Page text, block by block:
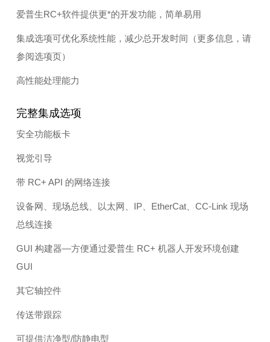
爱普生RC+软件提供更*的开发功能，简单易用
集成选项可优化系统性能，减少总开发时间（更多信息，请
参阅选项页）
高性能处理能力
完整集成选项
安全功能板卡
视觉引导
带 RC+ API 的网络连接
设备网、现场总线、以太网、IP、EtherCat、CC-Link 现场
总线连接
GUI 构建器—方便通过爱普生 RC+ 机器人开发环境创建
GUI
其它轴控件
传送带跟踪
可提供洁净型/防静电型